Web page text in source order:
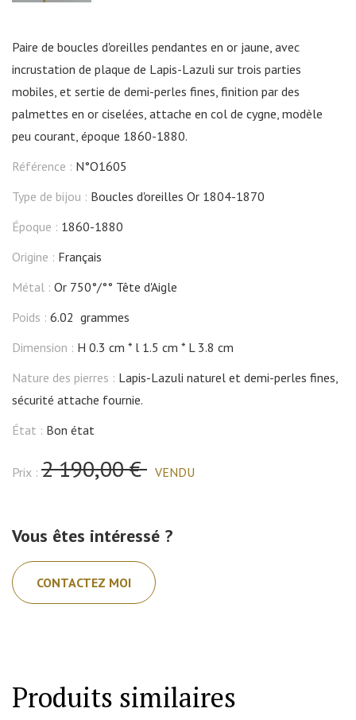
Paire de boucles d'oreilles pendantes en or jaune, avec
incrustation de plaque de Lapis-Lazuli sur trois parties
mobiles, et sertie de demi-perles fines, finition par des
palmettes en or ciselées, attache en col de cygne, modèle
peu courant, époque 1860-1880.
Référence : N°O1605
Type de bijou : Boucles d'oreilles Or 1804-1870
Époque : 1860-1880
Origine : Français
Métal : Or 750°/°° Tête d'Aigle
Poids : 6.02 grammes
Dimension : H 0.3 cm l 1.5 cm
L 3.8 cm
Nature des pierres : Lapis-Lazuli naturel et demi-perles fines,
sécurité attache fournie.
État : Bon état
Prix : 2 190,00 € VENDU
Vous êtes intéressé ?
CONTACTEZ MOI
Produits similaires